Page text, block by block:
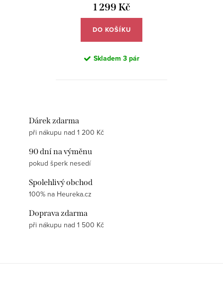
1 299 Kč
DO KOŠÍKU
Skladem 3 pár
Dárek zdarma
při nákupu nad 1 200 Kč
90 dní na výměnu
pokud šperk nesedí
Spolehlivý obchod
100% na Heureka.cz
Doprava zdarma
při nákupu nad 1 500 Kč